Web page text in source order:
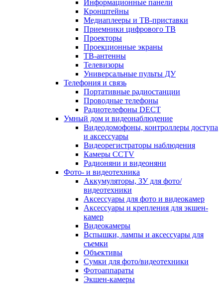
Информационные панели
Кронштейны
Медиаплееры и ТВ-приставки
Приемники цифрового ТВ
Проекторы
Проекционные экраны
ТВ-антенны
Телевизоры
Универсальные пульты ДУ
Телефония и связь
Портативные радиостанции
Проводные телефоны
Радиотелефоны DECT
Умный дом и видеонаблюдение
Видеодомофоны, контроллеры доступа
и аксессуары
Видеорегистраторы наблюдения
Камеры CCTV
Радионяни и видеоняни
Фото- и видеотехника
Аккумуляторы, ЗУ для фото/
видеотехники
Аксессуары для фото и видеокамер
Аксессуары и крепления для экшен-
камер
Видеокамеры
Вспышки, лампы и аксессуары для
съемки
Объективы
Сумки для фото/видеотехники
Фотоаппараты
Экшен-камеры